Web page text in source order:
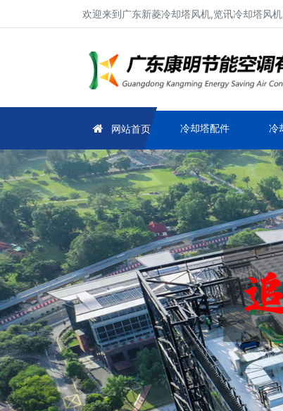
欢迎来到广东新菱冷却塔风机,览讯冷却塔风
网站首页 冷却塔配件 冷